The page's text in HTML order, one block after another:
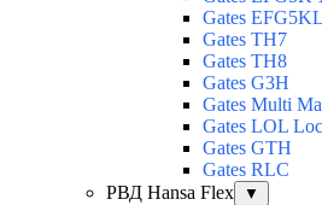
Gates EFG5KL
Gates TH7
Gates TH8
Gates G3H
Gates Multi
Gates LOL
Gates GTH
Gates RLC
РВД Hansa Flex
▼